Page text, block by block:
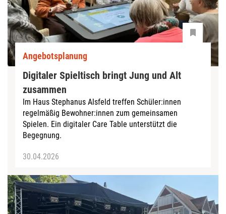
Angebotsplanung
Digitaler Spieltisch bringt Jung und Alt
zusammen
Im Haus Stephanus Alsfeld treffen Schüler:innen
regelmäßig Bewohner:innen zum gemeinsamen
Spielen. Ein digitaler Care Table unterstützt die
Begegnung.
30.04.2026